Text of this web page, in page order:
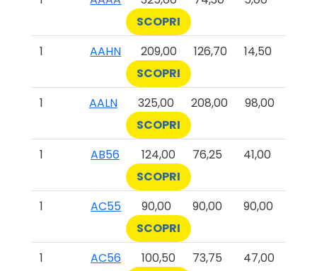
SCOPRI
1
AAHN 209,00 126,70
14,50
SCOPRI
1
AALN 325,00 208,00
98,00
SCOPRI
1
AB56 124,00 76,25
41,00
SCOPRI
1
AC55 90,00 90,00
90,00
SCOPRI
1
AC56 100,50 73,75
47,00